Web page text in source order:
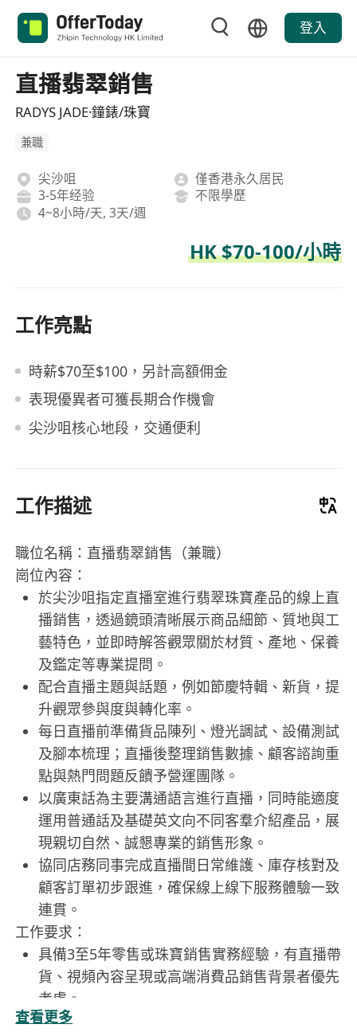
登入
直播翡翠銷售
RADYS JADE·鐘錶/珠寶
兼職
尖沙咀
僅香港永久居民
3-5年经验
不限學歷
4~8小時/天, 3天/週
HK $70-100/小時
工作亮點
時薪$70至$100，另計高額佣金
表現優異者可獲長期合作機會
尖沙咀核心地段，交通便利
工作描述
職位名稱：直播翡翠銷售（兼職）
崗位內容：
於尖沙咀指定直播室進行翡翠珠寶產品的線上直
播銷售，透過鏡頭清晰展示商品細節、質地與工
藝特色，並即時解答觀眾關於材質、產地、保養
及鑑定等專業提問。
配合直播主題與話題，例如節慶特輯、新貨，提
升觀眾參與度與轉化率。
每日直播前準備貨品陳列、燈光調試、設備測試
及腳本梳理；直播後整理銷售數據、顧客諮詢重
點與熱門問題反饋予營運團隊。
以廣東話為主要溝通語言進行直播，同時能適度
運用普通話及基礎英文向不同客羣介紹產品，展
現親切自然、誠懇專業的銷售形象。
協同店務同事完成直播間日常維護、庫存核對及
顧客訂單初步跟進，確保線上線下服務體驗一致
連貫。
工作要求：
具備3至5年零售或珠寶銷售實務經驗，有直播帶
貨、視頻內容呈現或高端消費品銷售背景者優先
考慮。
粵語流利，能自信清晰表達；具備基本普通話溝
查看更多